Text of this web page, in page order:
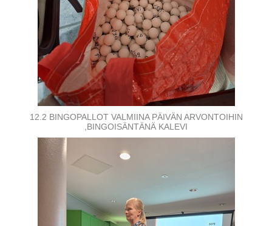
12.2 BINGOPALLOT VALMIINA PÄIVÄN ARVONTOIHIN
,BINGOISÄNTÄNÄ KALEVI